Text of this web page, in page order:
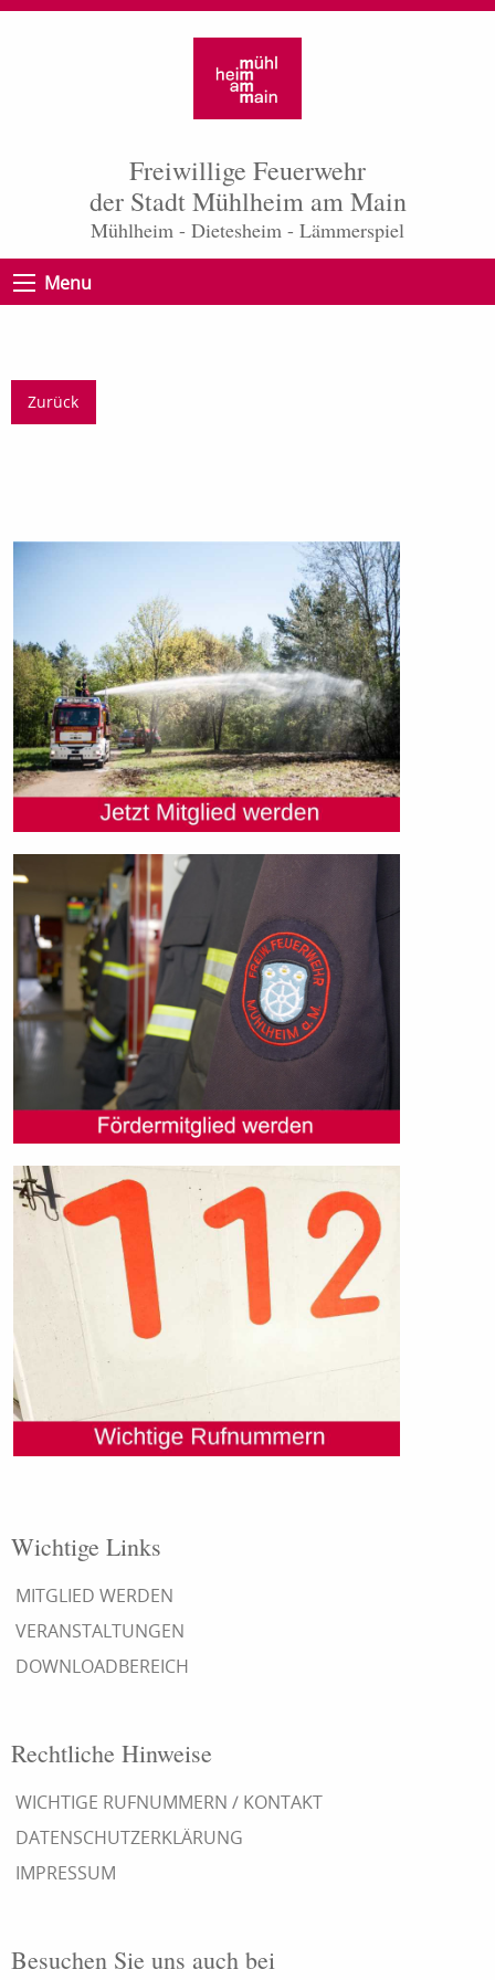
Freiwillige Feuerwehr
der Stadt Mühlheim am Main
Mühlheim - Dietesheim - Lämmerspiel
Menu
Zurück
Wichtige Links
MITGLIED WERDEN
VERANSTALTUNGEN
DOWNLOADBEREICH
Rechtliche Hinweise
WICHTIGE RUFNUMMERN / KONTAKT
DATENSCHUTZERKLÄRUNG
IMPRESSUM
Besuchen Sie uns auch bei